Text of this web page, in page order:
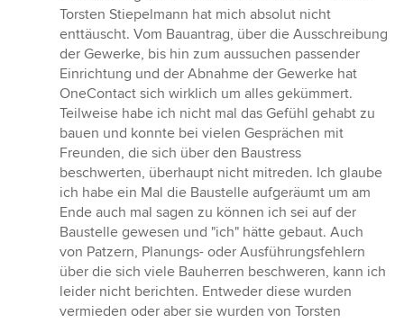
Torsten Stiepelmann hat mich absolut nicht
enttäuscht. Vom Bauantrag, über die Ausschreibung
der Gewerke, bis hin zum aussuchen passender
Einrichtung und der Abnahme der Gewerke hat
OneContact sich wirklich um alles gekümmert.
Teilweise habe ich nicht mal das Gefühl gehabt zu
bauen und konnte bei vielen Gesprächen mit
Freunden, die sich über den Baustress
beschwerten, überhaupt nicht mitreden. Ich glaube
ich habe ein Mal die Baustelle aufgeräumt um am
Ende auch mal sagen zu können ich sei auf der
Baustelle gewesen und "ich" hätte gebaut. Auch
von Patzern, Planungs- oder Ausführungsfehlern
über die sich viele Bauherren beschweren, kann ich
leider nicht berichten. Entweder diese wurden
vermieden oder aber sie wurden von Torsten